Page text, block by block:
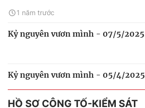
1 năm trước
Kỷ nguyên vươn mình - 07/5/2025
Kỷ nguyên vươn mình - 05/4/2025
HỒ SƠ CÔNG TỐ-KIỂM SÁT